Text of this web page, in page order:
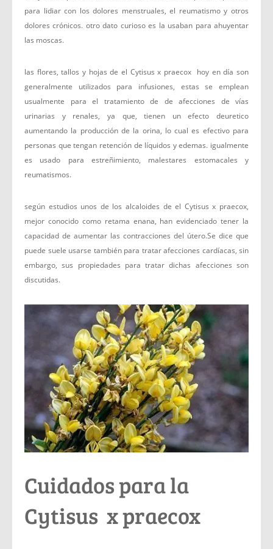
para lidiar con los dolores menstruales, el reumatismo y otros
dolores crónicos. otro dato curioso es la usaban para ahuyentar
las moscas.
las flores, tallos y hojas de el Cytisus x praecox hoy en día son
generalmente utilizados para infusiones, estas se emplean
usualmente para el tratamiento de de afecciones de vías
urinarias y renales, ya que, tienen un efecto deuretico
aumentando la producción de la orina, lo cual es efectivo para
personas que tengan retención de líquidos y edemas. igualmente
es usado para estreñimiento, malestares estomacales y
reumatismos.
según estudios unos de los alcaloides de el Cytisus x praecox,
mejor conocido como retama enana, han evidenciado tener la
capacidad de aumentar las contracciones del útero.Se dice que
puede suele usarse también para tratar afecciones cardíacas, sin
embargo, sus propiedades para tratar dichas afecciones son
discutidas.
Cuidados para la
Cytisus x praecox